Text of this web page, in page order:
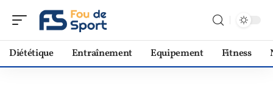
Diététique Entraînement Equipement Fitness